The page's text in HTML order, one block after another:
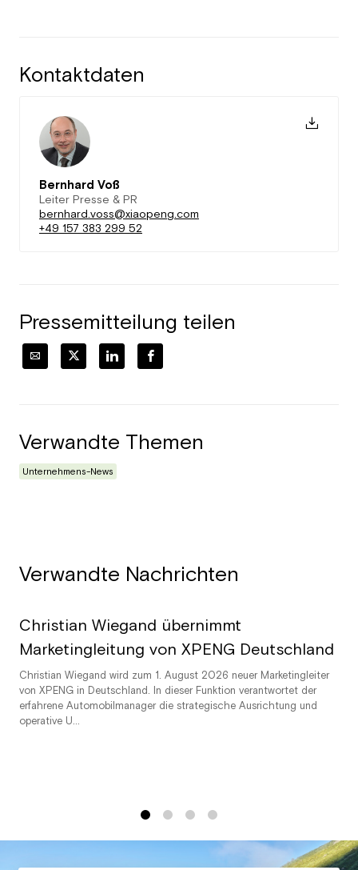
Kontaktdaten
Bernhard Voß
Leiter Presse & PR
bernhard.voss@xiaopeng.com
+49 157 383 299 52
Pressemitteilung teilen
Verwandte Themen
Unternehmens-News
Verwandte Nachrichten
Christian Wiegand übernimmt
Marketingleitung von XPENG Deutschland
Christian Wiegand wird zum 1. August 2026 neuer Marketingleiter
von XPENG in Deutschland. In dieser Funktion verantwortet der
erfahrene Automobilmanager die strategische Ausrichtung und
operative U...